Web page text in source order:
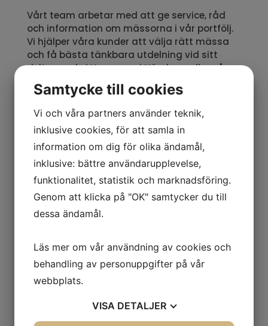
Vårt team arbetar med att ge service, råd
och information om mässorna i vår portfölj.
Vi hjälper våra kunder att välja rätt mässa
och få bästa tänkbara utdelning vid sitt
deltagande i Hannover, i Nürnberg eller på
mässarrangemangen världen över.
Därutöver förser vi press/media med all
tänkbar information om mässorna i vår
portfölj. Ofta genom att skicka ut
pressreleaser, arrangera presskonferenser,
ordna pressresor etc.
Vi har lång erfarenhet av att arbeta med
internationell mässverksamhet och har hög
kompetens inom projektledning,
marknadsföring och kommunikation.
Vi har vårt kontor i Stockholm, men är alltid
Trade Fair Agency hjälper er till ett lyckat
mässdeltagande!
Samtycke till cookies
Vi och våra partners använder teknik,
inklusive cookies, för att samla in
information om dig för olika ändamål,
inklusive: bättre användarupplevelse,
funktionalitet, statistik och marknadsföring.
Genom att klicka på "OK" samtycker du till
dessa ändamål.
Läs mer om vår användning av cookies och
behandling av personuppgifter på vår
webbplats.
VISA DETALJER